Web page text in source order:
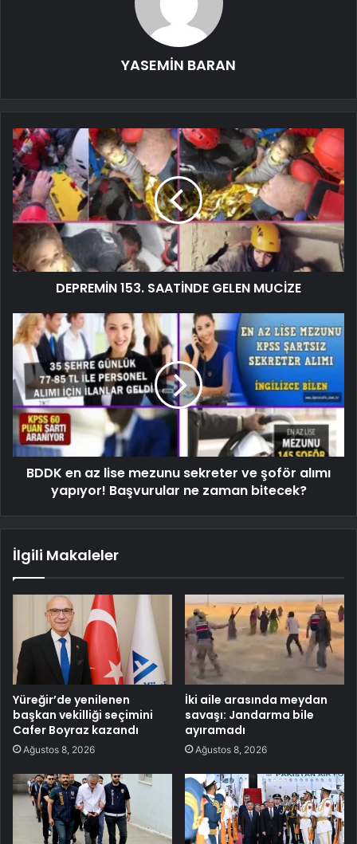
YASEMİN BARAN
DEPREMİN 153. SAATİNDE GELEN MUCİZE
BDDK en az lise mezunu sekreter ve şoför alımı
yapıyor! Başvurular ne zaman bitecek?
İlgili Makaleler
Yüreğir’de yenilenen
başkan vekilliği seçimini
Cafer Boyraz kazandı
Ağustos 8, 2026
İki aile arasında meydan
savaşı: Jandarma bile
ayıramadı
Ağustos 8, 2026